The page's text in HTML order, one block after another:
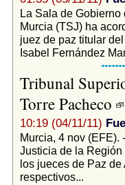
La Sala de
Murcia (TSJ) ha
juez de paz titular
Isabel Fernández
Tribunal
Torre Pacheco
10:19 (04/11/11)
Murcia, 4 nov (EFE).
Justicia de la
los jueces de Paz de
respectivos...